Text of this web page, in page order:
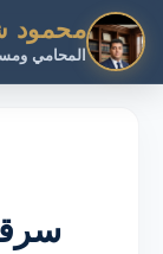
المحامي